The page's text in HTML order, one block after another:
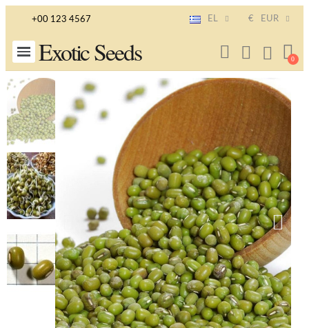
+00 123 4567 EL € EUR
Exotic Seeds